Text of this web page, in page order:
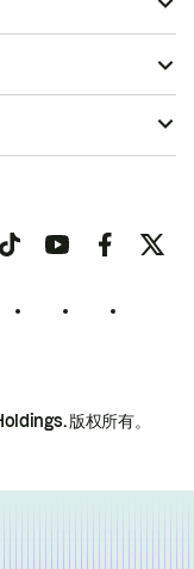
版权所有。